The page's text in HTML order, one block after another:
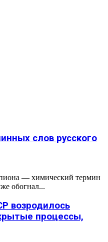
слов русского
— химический термин
обогнал...
возродилось
процессы,